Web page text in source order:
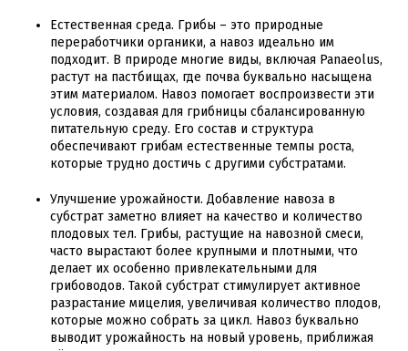
Естественная среда. Грибы – это природные
переработчики органики, а навоз идеально им
подходит. В природе многие виды, включая Panaeolus,
растут на пастбищах, где почва буквально насыщена
этим материалом. Навоз помогает воспроизвести эти
условия, создавая для грибницы сбалансированную
питательную среду. Его состав и структура
обеспечивают грибам естественные темпы роста,
которые трудно достичь с другими субстратами.
Улучшение урожайности. Добавление навоза в
субстрат заметно влияет на качество и количество
плодовых тел. Грибы, растущие на навозной смеси,
часто вырастают более крупными и плотными, что
делает их особенно привлекательными для
грибоводов. Такой субстрат стимулирует активное
разрастание мицелия, увеличивая количество плодов,
которые можно собрать за цикл. Навоз буквально
выводит урожайность на новый уровень, приближая